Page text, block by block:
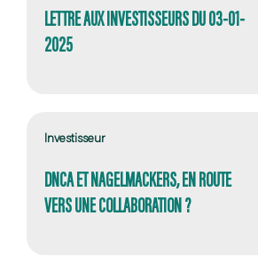
LETTRE AUX INVESTISSEURS DU 03-01-
2025
Investisseur
DNCA ET NAGELMACKERS, EN ROUTE
VERS UNE COLLABORATION ?